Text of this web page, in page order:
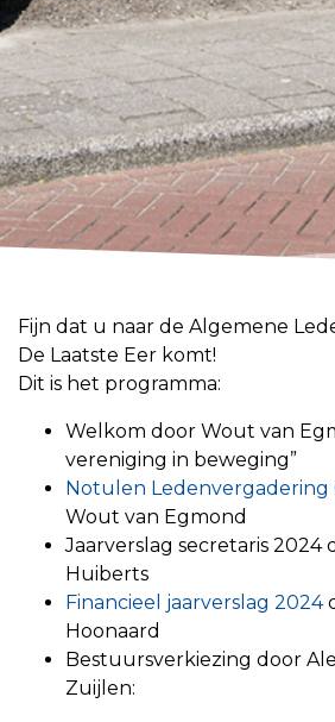
Fijn dat u naar de Algemene
De Laatste Eer komt!
Dit is het programma:
Welkom door Wout van
vereniging in beweging”
Notulen Ledenvergadering
Wout van Egmond
Jaarverslag secretaris 2024
Huiberts
Financieel jaarverslag 2024
Hoonaard
Bestuursverkiezing door
Zuijlen: